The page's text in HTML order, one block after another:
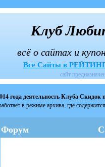
Клуб
всё о сайтах и
Все Сайты в
сайт
года деятельность Клуба
в режиме архива, где
Форум